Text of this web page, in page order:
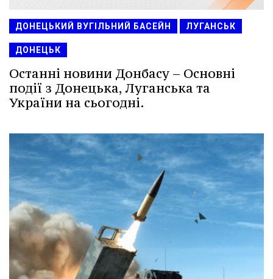
ДОНЕЦЬКИЙ ВУГІЛЬНИЙ БАСЕЙН ЛУГАНСЬК
ДОНЕЦЬК
Останні новини Донбасу – Основні
події з Донецька, Луганська та
України на сьогодні.